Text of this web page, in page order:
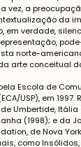
vez, a
da
em verdade,
norte-
arte conceitual
Escola de
USP), em 1997.
Umbertide,
(1998); e da
de Nova
como Insólidos,